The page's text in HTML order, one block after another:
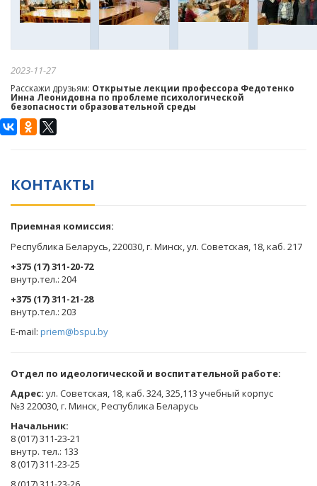
2023-11-27
Расскажи друзьям: Открытые лекции профессора Федотенко
Инна Леонидовна по проблеме психологической
безопасности образовательной среды
КОНТАКТЫ
Приемная комиссия:
Республика Беларусь, 220030, г. Минск, ул. Советская, 18, каб. 217
+375 (17) 311-20-72
​внутр.тел.: 204
+375 (17) 311-21-28
​внутр.тел.: 203
E-mail: priem@bspu.by
Отдел по идеологической и воспитательной работе:
Адрес: ул. Советская, 18, каб. 324, 325,113 учебный корпус
№3 220030, г. Минск, Республика Беларусь
Начальник:
8 (017) 311-23-21
внутр. тел.: 133
8 (017) 311-23-25